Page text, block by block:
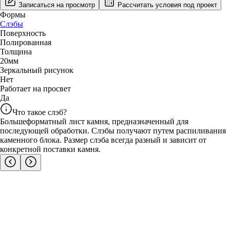
Записаться на просмотр Рассчитать условия под проект
Формы
Слэбы
Поверхность
Полированная
Толщина
20мм
Зеркальный рисунок
Нет
Работает на просвет
Да
Что такое слэб?
Большеформатный лист камня, предназначенный для
последующей обработки. Слэбы получают путем распиливания
каменного блока. Размер слэба всегда разный и зависит от
конкретной поставки камня.